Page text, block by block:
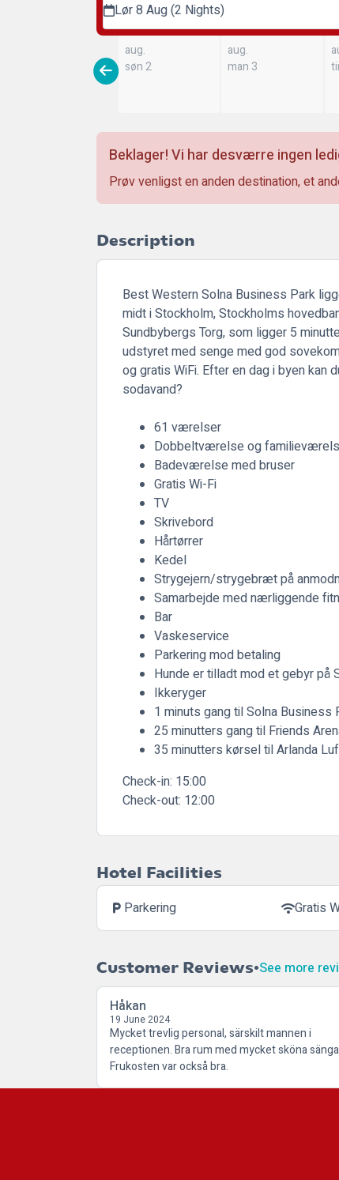
Lør 8 Aug (2 Nights)
aug.
søn 2
aug.
man 3
Beklager! Vi har desværre ingen
Prøv venligst en anden destination, et
Description
Best Western Solna Business Park
midt i Stockholm, Stockholms
Sundbybergs Torg, som ligger 5
udstyret med senge med god
og gratis WiFi. Efter en dag i byen
sodavand?
61 værelser
Dobbeltværelse og
Badeværelse med bruser
Gratis Wi-Fi
TV
Skrivebord
Hårtørrer
Kedel
Strygejern/strygebræt på
Samarbejde med nærliggende
Bar
Vaskeservice
Parkering mod betaling
Hunde er tilladt mod et gebyr på
Ikkeryger
1 minuts gang til Solna
25 minutters gang til Friends
35 minutters kørsel til Arlanda
Check-in: 15:00
Check-out: 12:00
Hotel Facilities
local_parking Parkering wifiGratis
Customer Reviews See more
Håkan
19 June 2024
Mycket trevlig personal, särskilt mannen i
receptionen. Bra rum med mycket sköna
Frukosten var också bra.